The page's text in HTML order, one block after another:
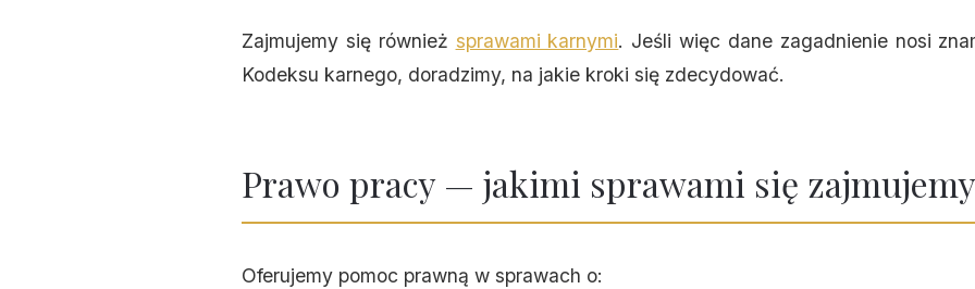
Zajmujemy się również sprawami karnymi. Jeśli więc dane zagadnienie nosi
Kodeksu karnego, doradzimy, na jakie kroki się zdecydować.
Prawo pracy — jakimi sprawami się
Oferujemy pomoc prawną w sprawach o: